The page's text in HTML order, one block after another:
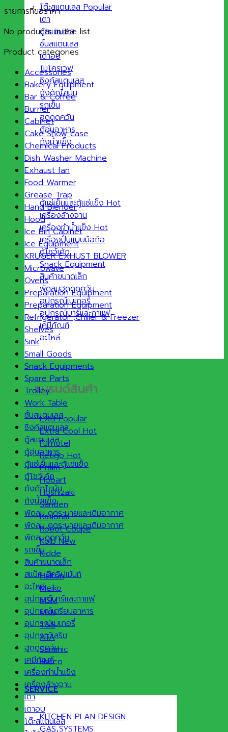
โต๊ะสแตนเลส
เตา
ตู้สแตนเลส
ชั้นสแตนเลส
เตาอบ
ไมโครเวฟ
ซิงค์สแตนเลส
ถังดักไขมัน
รถเข็น
ฮูดดูดควัน
ตู้อุ่นอาหาร
ถังน้ำแข็ง
ตู้แช่เย็นและตู้แช่แข็ง
เครื่องล้างจาน
เครื่องทำน้ำแข็ง
เครื่องปั่นแบบมือถือ
ตู้โชว์เค้ก
Snack Equipment
สินค้าขนาดเล็ก
พัดลมฮูดดูดควัน
อุปกรณ์เบเกอรี่
อุปกรณ์บาร์และกาแฟ
เคมีภัณฑ์
อะไหล่
แบรนด์สินค้า
EXB
Extra Cool
Furnotel
Retigo
Praim
Hobart
Hoshizaki
Sanden
Rational
Robot Coupe
Kolb
Kidde
Halton
Meiko
MSM
MKN
T&S
ATA
Sammic
Hatco
SERVICE
KITCHEN PLAN DESIGN
GAS SYSTEMS
รายการที่ขอราคา
No products in the list
Product categories
Accessories
Bakery Equipment
Bar & Coffee
Burner
Cabinet
Cake Show case
Chemical Products
Dish Washer Machine
Exhaust fan
Food Warmer
Grease Trap
Hand Blender
Hood
Ice Bin Cabinet
Ice Equipment
KRUGER EXHUST BLOWER
Microwave
Ovens
Preparation Equipment
Preparation Equipment
Refrigerator ,Chiller & Freezer
Shelves
Sink
Small Goods
Snack Equipments
Spare Parts
Trolley
Work Table
ชั้นสแตนเลส
ซิงค์สแตนเลส
ตู้สแตนเลส
ตู้อุ่นอาหาร
ตู้แช่เย็นและตู้แช่แข็ง
ตู้โชว์เค้ก
ถังดักไขมัน
ถังน้ำแข็ง
พัดลม ดูดระบายและเติมอากาศ
พัดลม ดูดระบายและเติมอากาศ
พัดลมดูดควัน
รถเข็น
สินค้าขนาดเล็ก
สแน็ค อีควิปเม้นท์
อะไหล่
อุปกรณ์บาร์และกาแฟ
อุปกรณ์เตรียมอาหาร
อุปกรณ์เบเกอรี่
อุปกรณ์เสริม
ฮูดดูดควัน
เคมีภัณฑ์
เครื่องทำน้ำแข็ง
เครื่องล้างจาน
เตา
เตาอบ
โต๊ะสแตนเลส